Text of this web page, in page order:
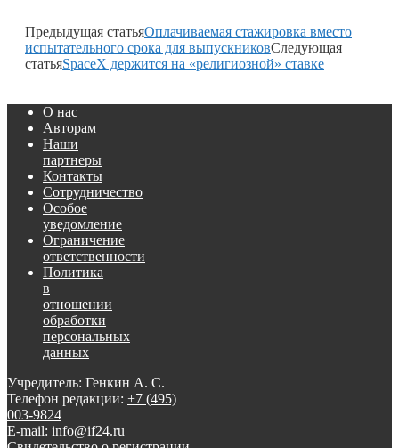
Предыдущая статьяОплачиваемая стажировка вместо
испытательного срока для выпускниковСледующая
статьяSpaceX держится на «религиозной» ставке
О нас
Авторам
Наши
партнеры
Контакты
Сотрудничество
Особое
уведомление
Ограничение
ответственности
Политика
в
отношении
обработки
персональных
данных
Учредитель: Генкин А. С.
Телефон редакции: +7 (495)
003-9824
E-mail: info@if24.ru